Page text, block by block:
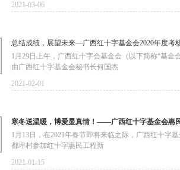
2021-03-06
总结成绩，展望未来—广西红十字基金会2020年度考
1月29日上午，广西红十字会基金会（以下简称“基金
由广西红十字基金会秘书长何国杰
2021-02-01
寒冬送温暖，博爱显真情！——广西红十字基金会惠
1月13日，在2021年春节即将来临之际，广西红十字
都坪村参加红十字惠民工程新
2021-01-15